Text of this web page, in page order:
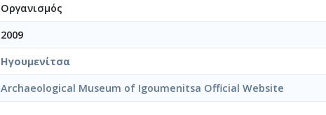
Οργανισμός
2009
Ηγουμενίτσα
Archaeological Museum of Igoumenitsa Official Website